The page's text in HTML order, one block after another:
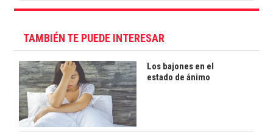
TAMBIÉN TE PUEDE INTERESAR
Los bajones en el
estado de ánimo